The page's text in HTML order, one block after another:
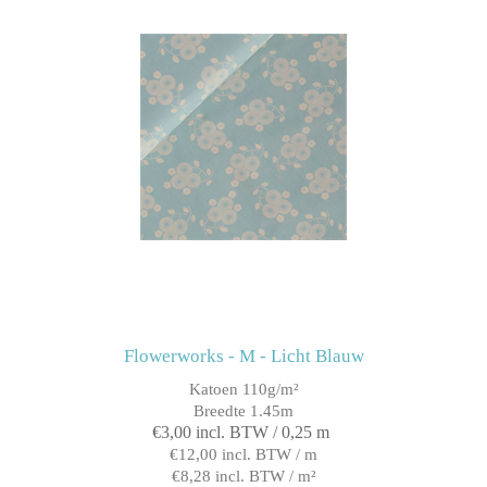
Flowerworks - M - Licht Blauw
Katoen 110g/m²
Breedte 1.45m
€3,00 incl. BTW / 0,25 m
€12,00 incl. BTW / m
€8,28 incl. BTW / m²